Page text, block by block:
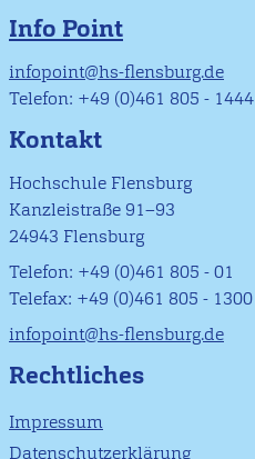
Info Point
infopoint@hs-flensburg.de
Telefon: +49 (0)461 805 - 1444
Kontakt
Hochschule Flensburg
Kanzleistraße 91–93
24943 Flensburg
Telefon: +49 (0)461 805 - 01
Telefax: +49 (0)461 805 - 1300
infopoint@hs-flensburg.de
Rechtliches
Impressum
Datenschutzerklärung